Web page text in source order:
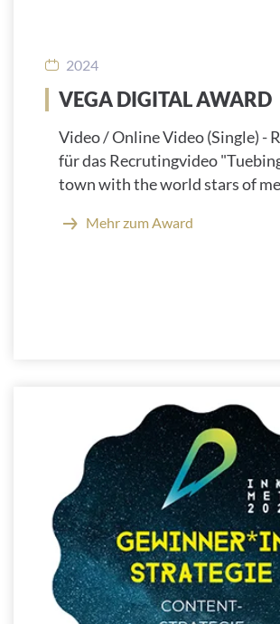
2024
VEGA DIGITAL AWARD
Video / Online Video (Single) -
für das Recrutingvideo
town with the world stars of
Mehr zum Award